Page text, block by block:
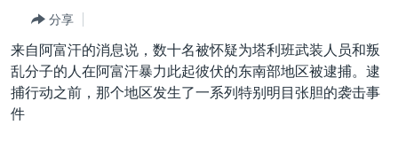
转
到
导
航
国际
最新国际新闻
印太
分类新闻
经济·金融·贸易
美中关系
热点专题
分享
来自阿富汗的消息说，数十名被怀疑为塔利班武装人员和叛
乱分子的人在阿富汗暴力此起彼伏的东南部地区被逮捕。逮
捕行动之前，那个地区发生了一系列特别明目张胆的袭击事
件